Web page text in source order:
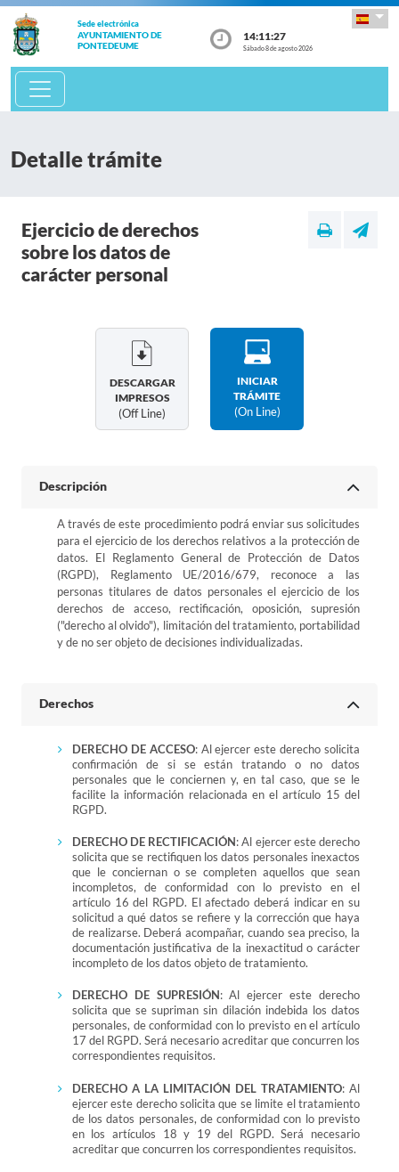
Sede electrónica
AYUNTAMIENTO DE
PONTEDEUME
14:11:27
Sábado 8 de agosto 2026
Detalle trámite
Ejercicio de derechos
sobre los datos de
carácter personal
DESCARGAR
IMPRESOS
(off Line)
INICIAR
TRÁMITE
(on Line)
Descripción
A través de este procedimiento podrá enviar sus solicitudes
para el ejercicio de los derechos relativos a la protección de
datos. El Reglamento General de Protección de Datos
(RGPD), Reglamento UE/2016/679, reconoce a las
personas titulares de datos personales el ejercicio de los
derechos de acceso, rectificación, oposición, supresión
("derecho al olvido"), limitación del tratamiento, portabilidad
y de no ser objeto de decisiones individualizadas.
Derechos
DERECHO DE ACCESO: Al ejercer este derecho solicita
confirmación de si se están tratando o no datos
personales que le conciernen y, en tal caso, que se le
facilite la información relacionada en el artículo 15 del
RGPD.
DERECHO DE RECTIFICACIÓN: Al ejercer este derecho
solicita que se rectifiquen los datos personales inexactos
que le conciernan o se completen aquellos que sean
incompletos, de conformidad con lo previsto en el
artículo 16 del RGPD. El afectado deberá indicar en su
solicitud a qué datos se refiere y la corrección que haya
de realizarse. Deberá acompañar, cuando sea preciso, la
documentación justificativa de la inexactitud o carácter
incompleto de los datos objeto de tratamiento.
DERECHO DE SUPRESIÓN: Al ejercer este derecho
solicita que se supriman sin dilación indebida los datos
personales, de conformidad con lo previsto en el artículo
17 del RGPD. Será necesario acreditar que concurren los
correspondientes requisitos.
DERECHO A LA LIMITACIÓN DEL TRATAMIENTO: Al
ejercer este derecho solicita que se limite el tratamiento
de los datos personales, de conformidad con lo previsto
en los artículos 18 y 19 del RGPD. Será necesario
acreditar que concurren los correspondientes requisitos.